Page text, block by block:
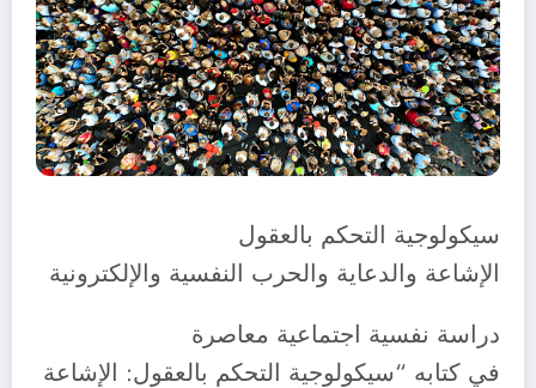
سيكولوجية التحكم بالعقول
الإشاعة والدعاية والحرب النفسية والإلكترونية
دراسة نفسية اجتماعية معاصرة
في كتابه “سيكولوجية التحكم بالعقول: الإشاعة